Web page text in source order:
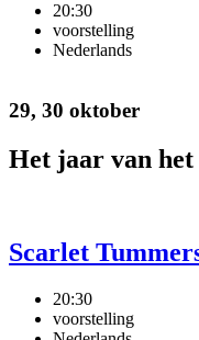
20:30
voorstelling
Nederlands
29, 30 oktober
Het jaar van het
Scarlet
20:30
voorstelling